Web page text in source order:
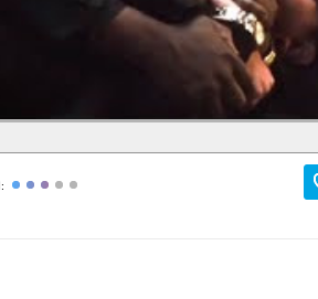
المستوى: